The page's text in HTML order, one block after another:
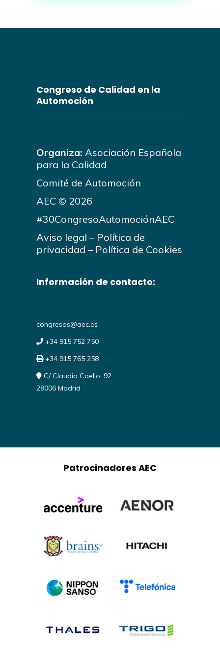
Congreso de Calidad en la
Automoción
Organiza: Asociación Española
para la Calidad
Comité de Automoción
AEC © 2026
#30CongresoAutomociónAEC
Aviso legal – Política de
privacidad – Política de Cookies
Información de contacto:
congresos@aec.es
+34 915 752 750
+34 915 765 258
C/ Claudio Coello, 92
28006 Madrid
Patrocinadores AEC